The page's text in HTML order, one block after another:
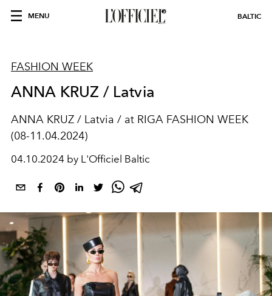
MENU BALTIC
FASHION WEEK
ANNA KRUZ / Latvia
ANNA KRUZ / Latvia / at RIGA FASHION WEEK
(08-11.04.2024)
04.10.2024 by L'Officiel Baltic